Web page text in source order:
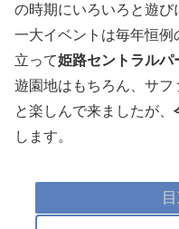
の時期にいろいろと遊び
一大イベントは毎年恒
立って姫路セントラルパ
遊園地はもちろん、サフ
と楽しんで来ましたが、
します。